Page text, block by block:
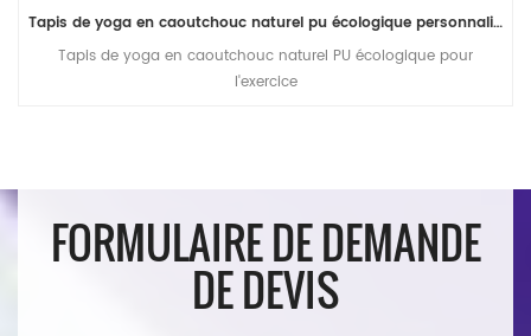
Tapis de yoga en caoutchouc naturel pu écologique personnalisé pour les importateurs
Tapis de yoga en caoutchouc naturel PU écologique pour
l'exercice
FORMULAIRE DE DEMANDE
DE DEVIS